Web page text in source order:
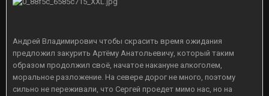
Андрей Владимирович чтобы скрасить время ожидания
предложил закурить Артёму Анатольевичу, который таким
образом продолжил своё, начатое накануне алкоголем,
моральное разложение. На севере дорог не много, поэтому
сильно не переживали, что Сергей проедет мимо нас, но на